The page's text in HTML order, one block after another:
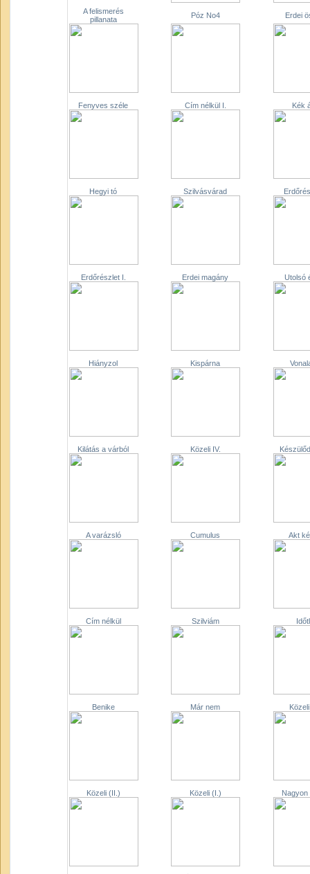
A felismerés
pillanata
Póz No4 Erdei
Fenyves széle Cím nélkül I. Kék
Hegyi tó Szilvásvárad
Erdőrészlet I. Erdei magány Utolsó
Hiányzol Kispárna
Kilátás a várból Közeli IV.
A varázsló Cumulus Akt
Cím nélkül Szilviám
Benike Már nem
Közeli (II.) Közeli (I.)